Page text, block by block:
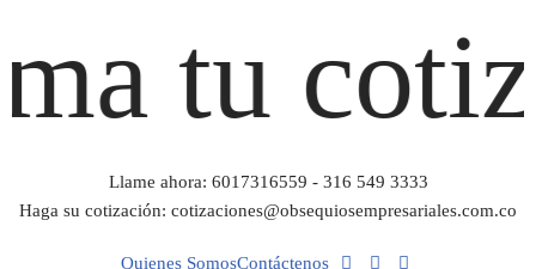
Saltar
contenido
tu
Llame ahora: 6017316559 - 316 549 3333
Haga su cotización: cotizaciones@obsequiosempresariales.com.co
Quienes SomosContáctenos